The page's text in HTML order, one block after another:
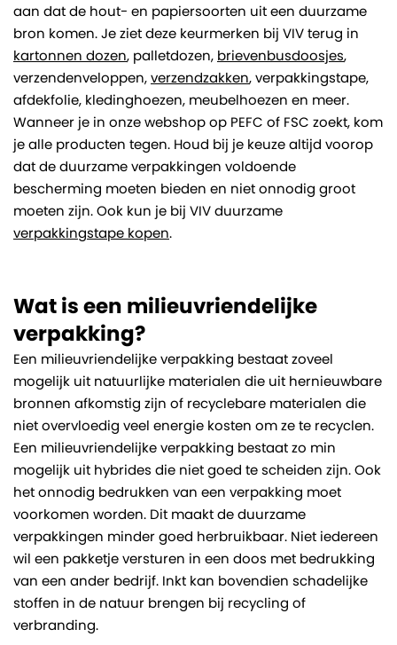
aan dat de hout- en papiersoorten uit een duurzame
bron komen. Je ziet deze keurmerken bij VIV terug in
kartonnen dozen, palletdozen, brievenbusdoosjes,
verzendenveloppen,verzendzakken, verpakkingstape,
afdekfolie, kledinghoezen, meubelhoezen en meer.
Wanneer je in onze webshop op PEFC of FSC zoekt, kom
je alle producten tegen. Houd bij je keuze altijd voorop
dat de duurzame verpakkingen voldoende
bescherming moeten bieden en niet onnodig groot
moeten zijn. Ook kun je bij VIV duurzame
verpakkingstape kopen.
Wat is een milieuvriendelijke
verpakking?
Een milieuvriendelijke verpakking bestaat zoveel
mogelijk uit natuurlijke materialen die uit hernieuwbare
bronnen afkomstig zijn of recyclebare materialen die
niet overvloedig veel energie kosten om ze te recyclen.
Een milieuvriendelijke verpakking bestaat zo min
mogelijk uit hybrides die niet goed te scheiden zijn. Ook
het onnodig bedrukken van een verpakking moet
voorkomen worden. Dit maakt de duurzame
verpakkingen minder goed herbruikbaar. Niet iedereen
wil een pakketje versturen in een doos met bedrukking
van een ander bedrijf. Inkt kan bovendien schadelijke
stoffen in de natuur brengen bij recycling of
verbranding.